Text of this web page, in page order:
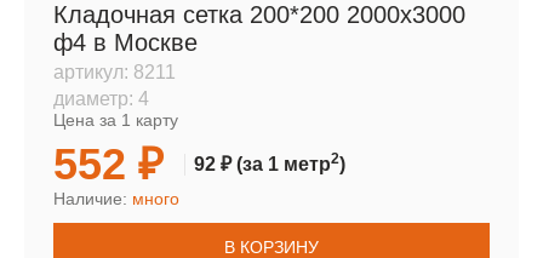
Кладочная сетка 200*200 2000х3000
ф4 в Москве
артикул: 8211
диаметр: 4
Цена за 1 карту
552 ₽ 92 ₽(за 1 метр2)
Наличие: много
В КОРЗИНУ